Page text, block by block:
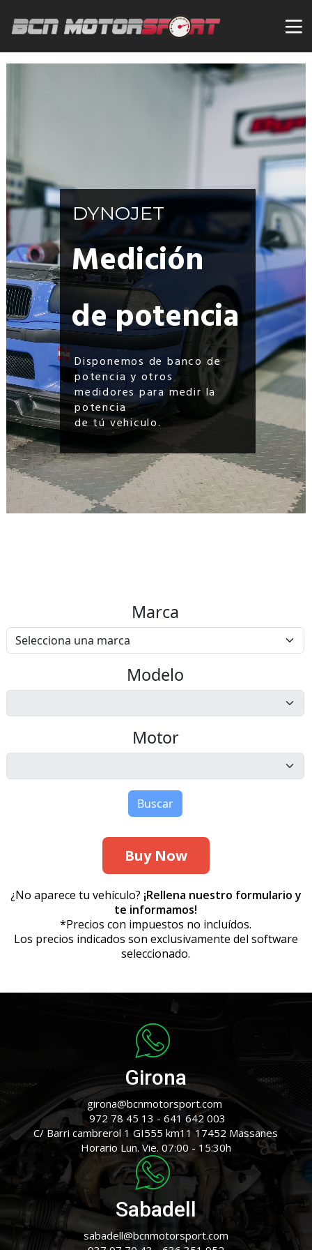
Disponemos de banco de
potencia y otros
medidores para medir la
potencia
de tú vehiculo.
Medición
de potencia
DYNOJET
Buy Now
¿No aparece tu vehículo? ¡Rellena nuestro formulario y
te informamos!
*Precios con impuestos no incluídos.
Los precios indicados son exclusivamente del software
seleccionado.
Girona
girona@bcnmotorsport.com
972 78 45 13 - 641 642 003
C/ Barri cambrerol 1 GI555 km11 17452 Massanes
Horario Lun. Vie. 07:00 - 15:30h
Sabadell
sabadell@bcnmotorsport.com